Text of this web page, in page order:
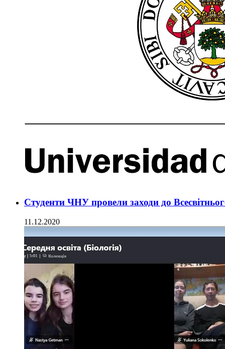
Студенти ЧНУ провели заходи до
11.12.2020